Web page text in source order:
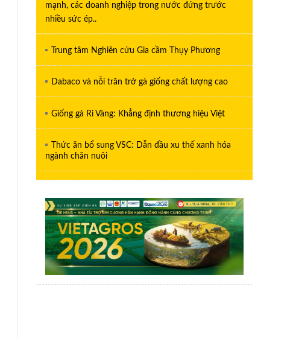
mạnh, các doanh nghiệp trong nước đứng trước
nhiều sức ép..
Trung tâm Nghiên cứu Gia cầm Thụy Phương
Dabaco và nỗi trăn trở gà giống chất lượng cao
Giống gà Ri Vàng: Khẳng định thương hiệu Việt
Thức ăn bổ sung VSC: Dẫn đầu xu thế xanh hóa
ngành chăn nuôi